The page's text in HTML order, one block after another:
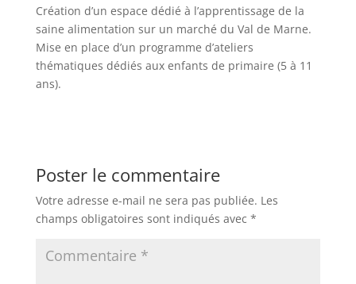
Création d’un espace dédié à l’apprentissage de la
saine alimentation sur un marché du Val de Marne.
Mise en place d’un programme d’ateliers
thématiques dédiés aux enfants de primaire (5 à 11
ans).
Poster le commentaire
Votre adresse e-mail ne sera pas publiée. Les
champs obligatoires sont indiqués avec *